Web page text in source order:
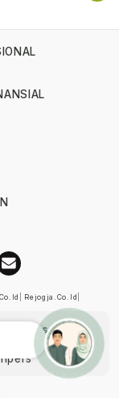
Rejogja.co.id
Pers
XII/2022
Ask me!